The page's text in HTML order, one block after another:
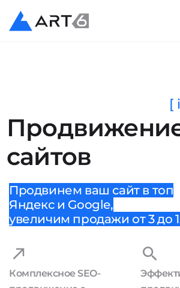
сайтов
[
Продвинем ваш сайт в топ
Яндекс и Google,
увеличим продажи от 3 до
Комплексное SEO-